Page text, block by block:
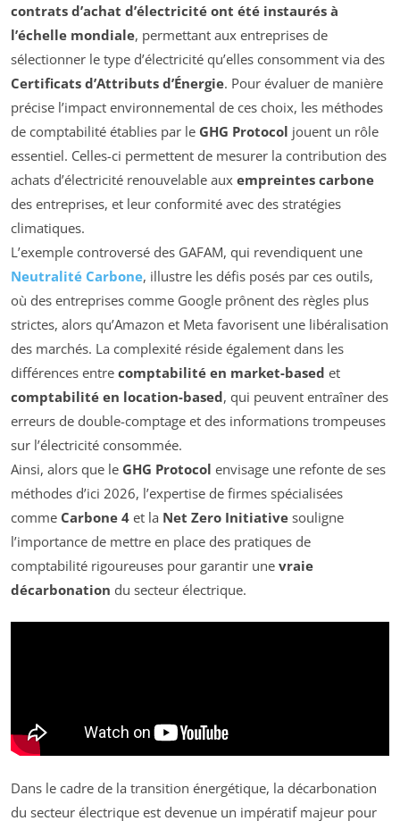
contrats d’achat d’électricité ont été instaurés à
l’échelle mondiale, permettant aux entreprises de
sélectionner le type d’électricité qu’elles consomment via des
Certificats d’Attributs d’Énergie. Pour évaluer de manière
précise l’impact environnemental de ces choix, les méthodes
de comptabilité établies par le GHG Protocol jouent un rôle
essentiel. Celles-ci permettent de mesurer la contribution des
achats d’électricité renouvelable aux empreintes carbone
des entreprises, et leur conformité avec des stratégies
climatiques.
L’exemple controversé des GAFAM, qui revendiquent une
Neutralité Carbone, illustre les défis posés par ces outils,
où des entreprises comme Google prônent des règles plus
strictes, alors qu’Amazon et Meta favorisent une libéralisation
des marchés. La complexité réside également dans les
différences entre comptabilité en market-based et
comptabilité en location-based, qui peuvent entraîner des
erreurs de double-comptage et des informations trompeuses
sur l’électricité consommée.
Ainsi, alors que le GHG Protocol envisage une refonte de ses
méthodes d’ici 2026, l’expertise de firmes spécialisées
comme Carbone 4 et la Net Zero Initiative souligne
l’importance de mettre en place des pratiques de
comptabilité rigoureuses pour garantir une vraie
décarbonation du secteur électrique.
Dans le cadre de la transition énergétique, la décarbonation
du secteur électrique est devenue un impératif majeur pour